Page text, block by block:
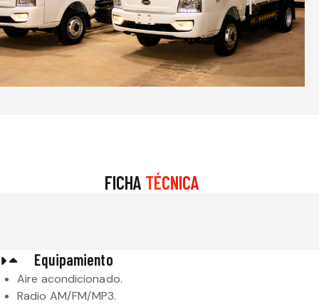
FICHA TÉCNICA
Equipamiento
Aire acondicionado.
Radio AM/FM/MP3.